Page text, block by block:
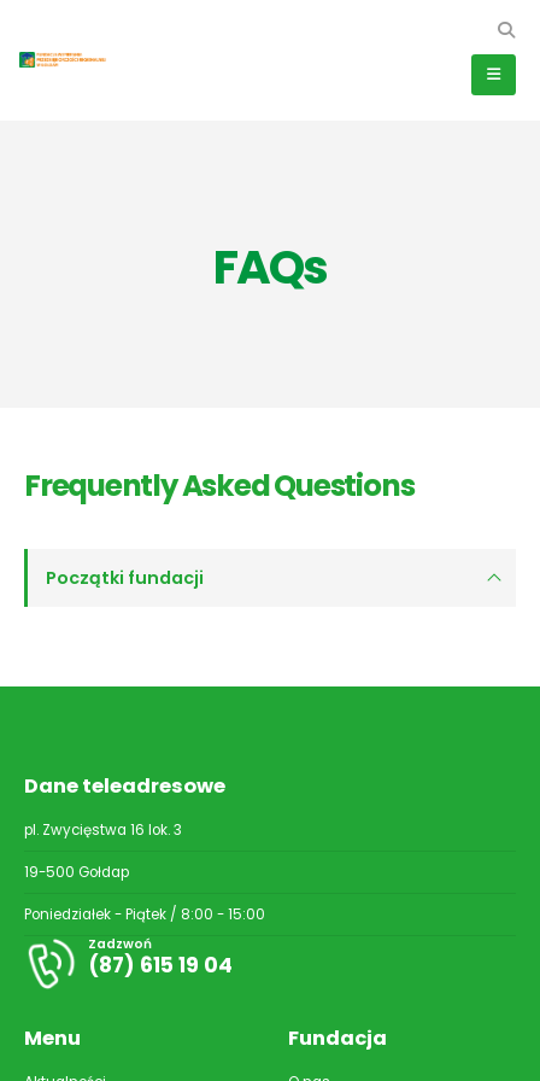
FAQs
Frequently AskedQuestions
Początki fundacji
Dane teleadresowe
pl. Zwycięstwa 16 lok. 3
19-500 Gołdap
Poniedziałek - Piątek / 8:00 - 15:00
Zadzwoń
(87) 615 19 04
Menu Fundacja